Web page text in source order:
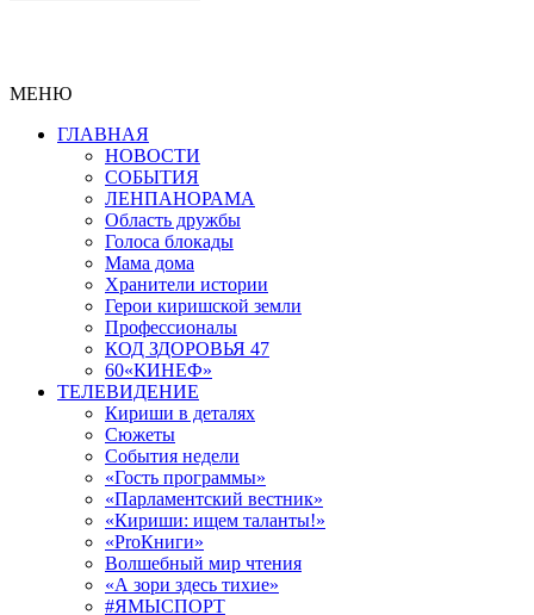
МЕНЮ
ГЛАВНАЯ
НОВОСТИ
СОБЫТИЯ
ЛЕНПАНОРАМА
Область дружбы
Голоса блокады
Мама дома
Хранители истории
Герои киришской земли
Профессионалы
КОД ЗДОРОВЬЯ 47
60«КИНЕФ»
ТЕЛЕВИДЕНИЕ
Кириши в деталях
Сюжеты
События недели
«Гость программы»
«Парламентский вестник»
«Кириши: ищем таланты!»
«ProКниги»
Волшебный мир чтения
«А зори здесь тихие»
#ЯМЫСПОРТ